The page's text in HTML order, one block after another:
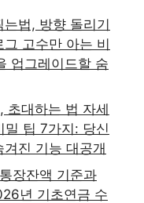
법, 방향 돌리기
그 고수만 아는 비
업그레이드할 숨
초대하는 법 자세
밀 팁 7가지: 당신
진 기능 대공개
장잔액 기준과
년 기초연금 수